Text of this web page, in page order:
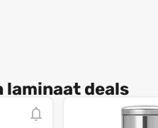
laminaat deals